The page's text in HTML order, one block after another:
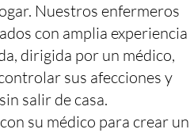
Nuestros enfermeros
con amplia experiencia
dirigida por un médico,
sus afecciones y
salir de casa.
su médico para crear un